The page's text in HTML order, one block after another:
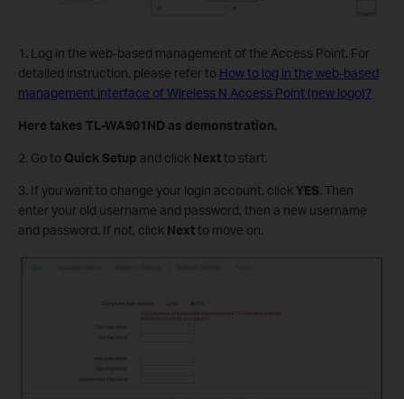
1. Log in the web-based management of the Access Point. For
detailed instruction, please refer to How to log in the web-based
management interface of Wireless N Access Point (new logo)?
Here takes TL-WA901ND as demonstration.
2. Go to Quick Setup and click Nextto start.
3. If you want to change your login account, click YES. Then
enter your old username and password, then a new username
and password. If not, click Nextto move on.